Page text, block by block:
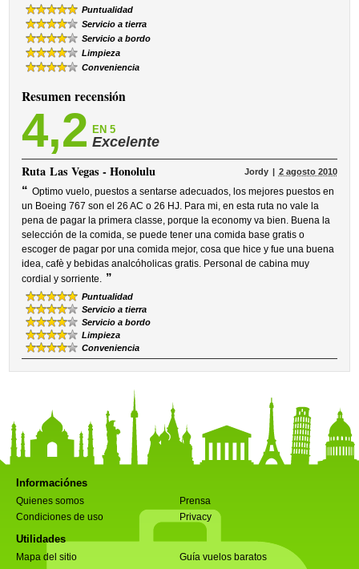
Puntualidad
Servicio a tierra
Servicio a bordo
Limpieza
Conveniencia
Resumen recensión
4,2 EN 5
Excelente
RutaLas Vegas - Honolulu Jordy 2 agosto 2010
“ Optimo vuelo, puestos a sentarse adecuados, los mejores puestos en
un Boeing 767 son el 26 AC o 26 HJ. Para mi, en esta ruta no vale la
pena de pagar la primera classe, porque la economy va bien. Buena la
selección de la comida, se puede tener una comida base gratis o
escoger de pagar por una comida mejor, cosa que hice y fue una buena
idea, cafè y bebidas analcóholicas gratis. Personal de cabina muy
cordial y sorriente. ”
Puntualidad
Servicio a tierra
Servicio a bordo
Limpieza
Conveniencia
Informaciónes
Quienes somos
Prensa
Condiciones de uso
Privacy
Utilidades
Mapa del sitio
Guía vuelos baratos